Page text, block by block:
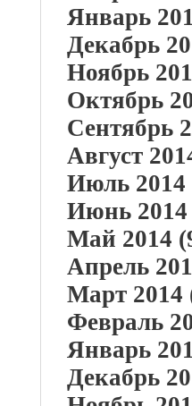
Январь
Декабрь
Ноябрь
Октябрь
Сентябрь
Август
Июль 2014
Июнь 2014
Май 2014
Апрель
Март 2014
Февраль
Январь
Декабрь